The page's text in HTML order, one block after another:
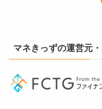
マネきっずの運営元